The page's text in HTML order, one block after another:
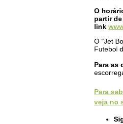
O
partir de
link
O "Jet
Futebol
Para as
Para
veja no